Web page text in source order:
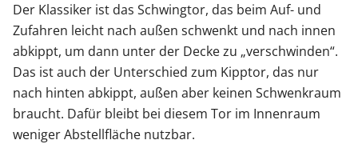
Der Klassiker ist das Schwingtor, das beim Auf- und
Zufahren leicht nach außen schwenkt und nach innen
abkippt, um dann unter der Decke zu „verschwinden“.
Das ist auch der Unterschied zum Kipptor, das nur
nach hinten abkippt, außen aber keinen Schwenkraum
braucht. Dafür bleibt bei diesem Tor im Innenraum
weniger Abstellfläche nutzbar.